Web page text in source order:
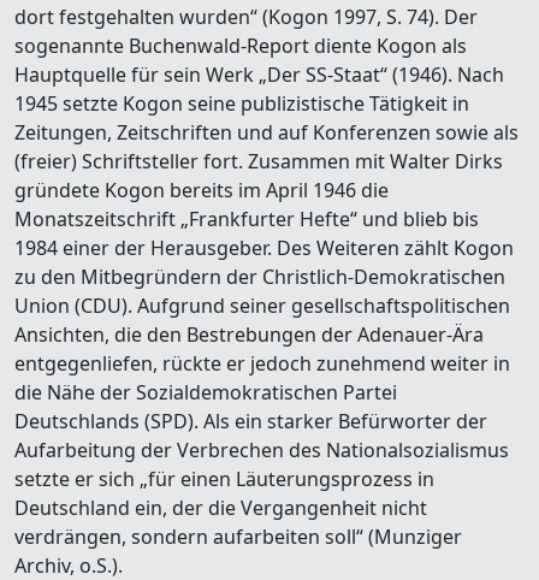
dort festgehalten wurden“ (Kogon 1997, S. 74). Der
sogenannte Buchenwald-Report diente Kogon als
Hauptquelle für sein Werk „Der SS-Staat“ (1946). Nach
1945 setzte Kogon seine publizistische Tätigkeit in
Zeitungen, Zeitschriften und auf Konferenzen sowie als
(freier) Schriftsteller fort. Zusammen mit Walter Dirks
gründete Kogon bereits im April 1946 die
Monatszeitschrift „Frankfurter Hefte“ und blieb bis
1984 einer der Herausgeber. Des Weiteren zählt Kogon
zu den Mitbegründern der Christlich-Demokratischen
Union (CDU). Aufgrund seiner gesellschaftspolitischen
Ansichten, die den Bestrebungen der Adenauer-Ära
entgegenliefen, rückte er jedoch zunehmend weiter in
die Nähe der Sozialdemokratischen Partei
Deutschlands (SPD). Als ein starker Befürworter der
Aufarbeitung der Verbrechen des Nationalsozialismus
setzte er sich „für einen Läuterungsprozess in
Deutschland ein, der die Vergangenheit nicht
verdrängen, sondern aufarbeiten soll“ (Munziger
Archiv, o.S.).